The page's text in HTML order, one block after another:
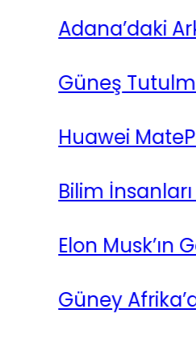
Adana’daki
Güneş Tutulması
Huawei MatePad Pro
Bilim İnsanları MRI
Elon Musk’ın Göz
Güney Afrika’da Bir